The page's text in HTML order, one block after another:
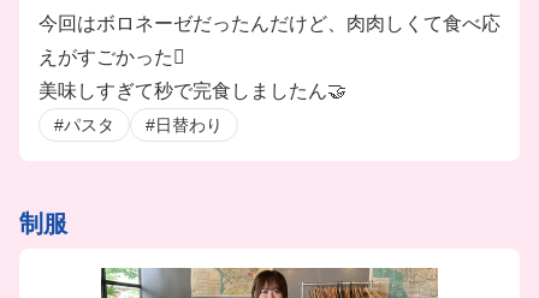
今回はボロネーゼだったんだけど、肉肉しくて食べ応
えがすごかった🫪
美味しすぎて秒で完食しましたん🤝
#パスタ #日替わり
制服